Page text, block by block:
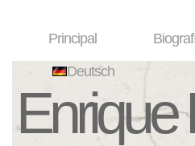
Principal
Deutsch
Enrique